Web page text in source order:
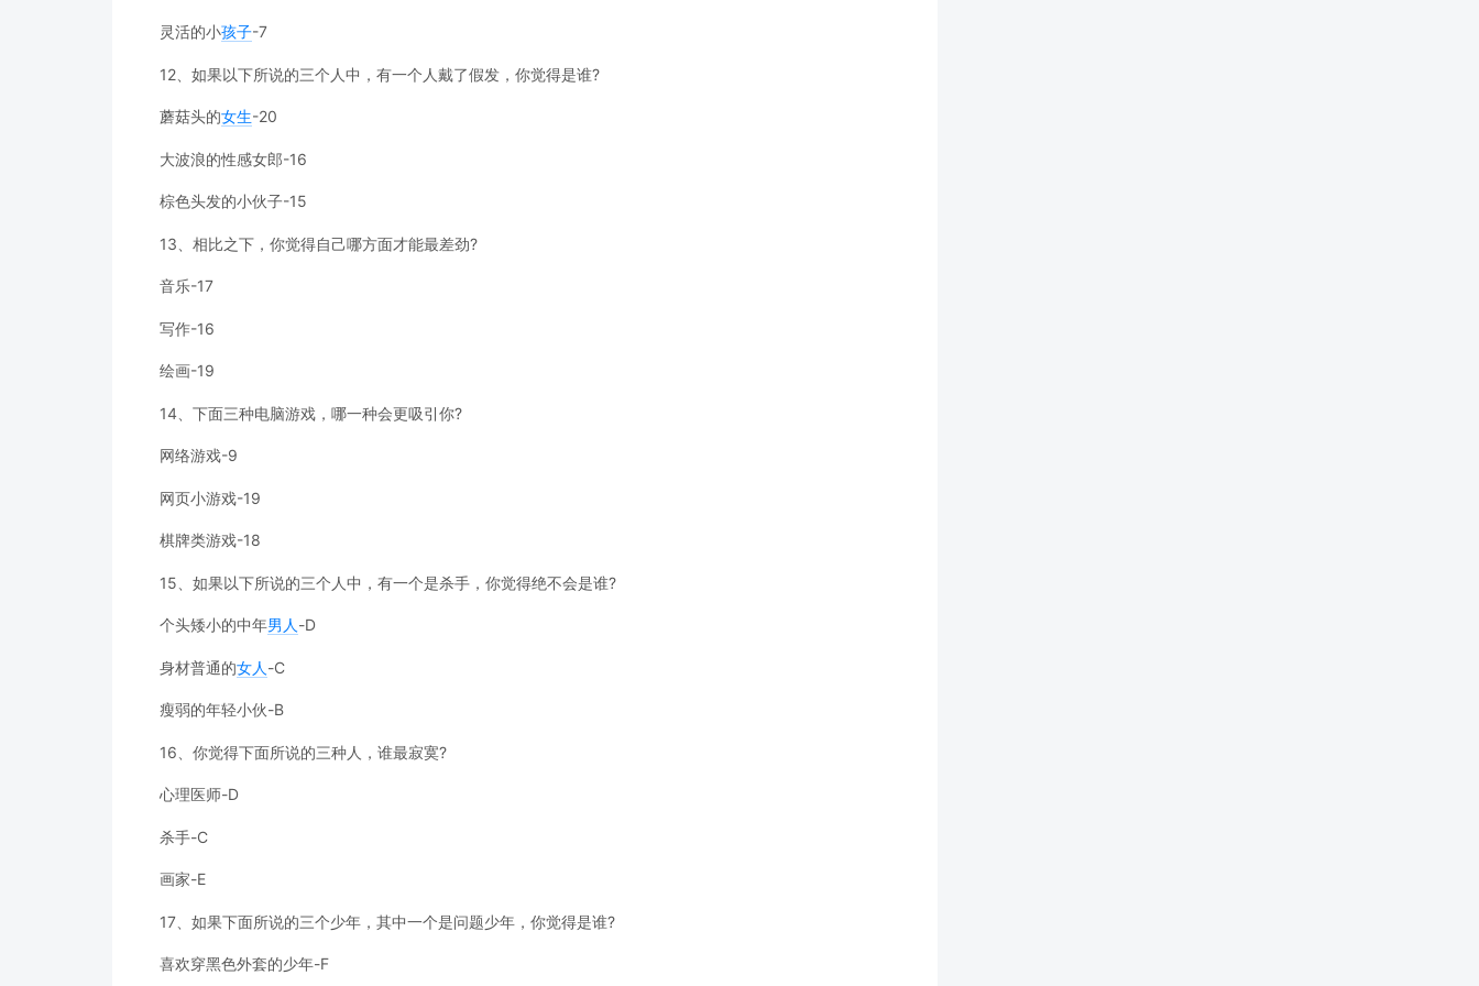
灵活的小孩子-7
12、如果以下所说的三个人中，有一个人戴了假发，你觉得是谁?
蘑菇头的女生-20
大波浪的性感女郎-16
棕色头发的小伙子-15
13、相比之下，你觉得自己哪方面才能最差劲?
音乐-17
写作-16
绘画-19
14、下面三种电脑游戏，哪一种会更吸引你?
网络游戏-9
网页小游戏-19
棋牌类游戏-18
15、如果以下所说的三个人中，有一个是杀手，你觉得绝不会是谁?
个头矮小的中年男人 -D
身材普通的女人 -C
瘦弱的年轻小伙-B
16、你觉得下面所说的三种人，谁最寂寞?
心理医师-D
杀手-C
画家-E
17、如果下面所说的三个少年，其中一个是问题少年，你觉得是谁?
喜欢穿黑色外套的少年-F